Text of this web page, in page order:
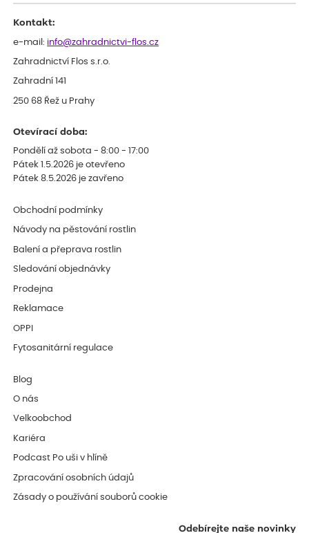
Kontakt:
e-mail: info@zahradnictvi-flos.cz
Zahradnictví Flos s.r.o.
Zahradní 141
250 68 Řež u Prahy
Otevírací doba:
Pondělí až sobota - 8:00 - 17:00
Pátek 1.5.2026 je otevřeno
Pátek 8.5.2026 je zavřeno
Obchodní podmínky
Návody na pěstování rostlin
Balení a přeprava rostlin
Sledování objednávky
Prodejna
Reklamace
OPPI
Fytosanitární regulace
Blog
O nás
Velkoobchod
Kariéra
Podcast Po uši v hlíně
Zpracování osobních údajů
Zásady o používání souborů cookie
Odebírejte naše novinky